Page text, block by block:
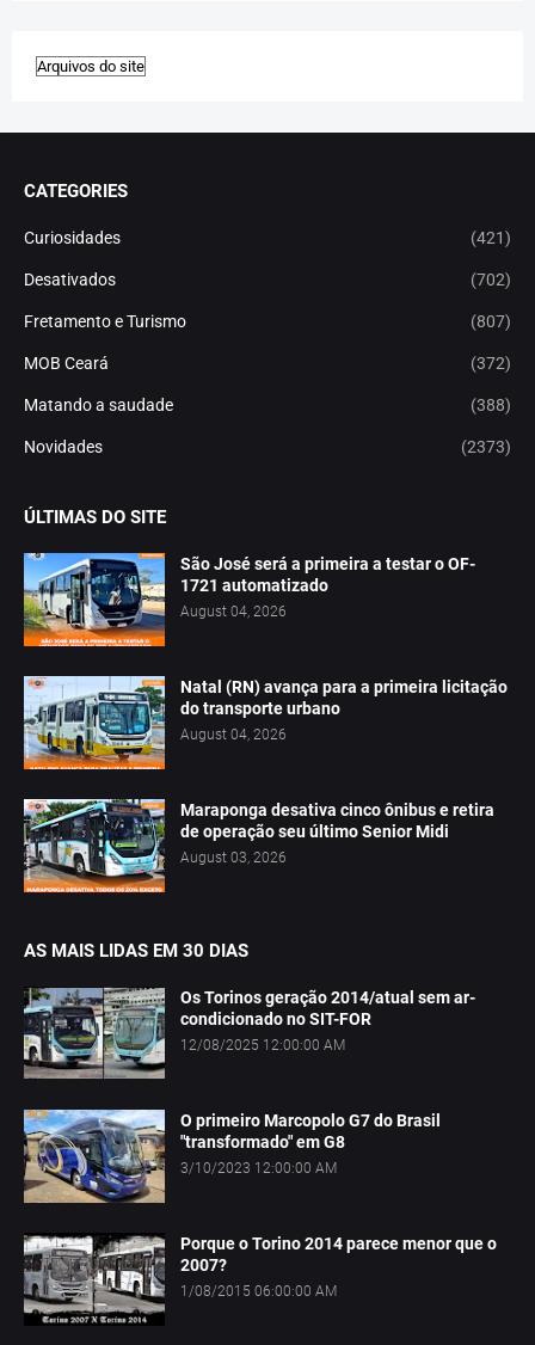
CATEGORIES
Curiosidades (421)
Desativados (702)
Fretamento e Turismo (807)
MOB Ceará (372)
Matando a saudade (388)
Novidades (2373)
ÚLTIMAS DO SITE
São José será a primeira a testar o OF-
1721 automatizado
August 04, 2026
Natal (RN) avança para a primeira licitação
do transporte urbano
August 04, 2026
Maraponga desativa cinco ônibus e retira
de operação seu último Senior Midi
August 03, 2026
AS MAIS LIDAS EM 30 DIAS
Os Torinos geração 2014/atual sem ar-
condicionado no SIT-FOR
12/08/2025 12:00:00 AM
O primeiro Marcopolo G7 do Brasil
"transformado" em G8
3/10/2023 12:00:00 AM
Porque o Torino 2014 parece menor que o
2007?
1/08/2015 06:00:00 AM